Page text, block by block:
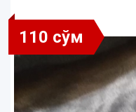
110 сўм